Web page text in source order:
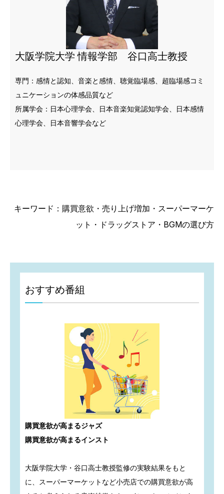
大阪学院大学 情報学部 谷口高士教授
専門：感情と認知、音楽と感情、聴覚臨場感、超臨場感コミ
ュニケーションの体感品質など
所属学会：日本心理学会、日本音楽知覚認知学会、日本感情
心理学会、日本音響学会など
キーワード：購買意欲・売り上げ増加・スーパーマーケ
ット・ドラッグストア・BGMの選び方
おすすめ番組
購買意欲が高まるジャズ
購買意欲が高まるインスト
大阪学院大学・谷口高士教授監修の実験結果をもと
に、スーパーマーケットなど小売店での購買意欲が高